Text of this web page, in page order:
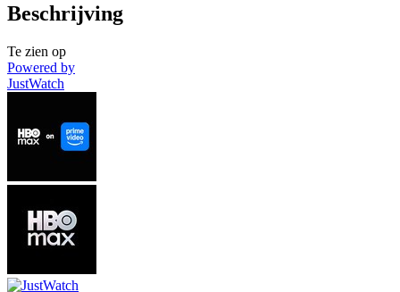
Beschrijving
Te zien op
Powered by
JustWatch